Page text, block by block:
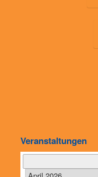
Veranstaltungen